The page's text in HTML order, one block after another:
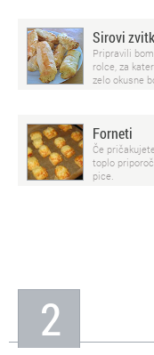
Sirovi
Pripravili
rolce, za
zelo okusne
Forneti
Če
toplo
pice.
2